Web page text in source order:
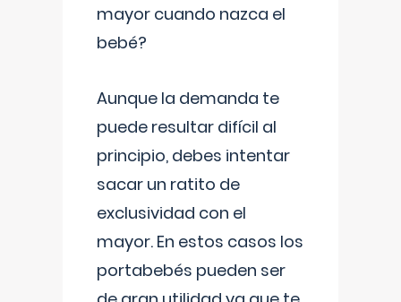
mayor cuando nazca el
bebé?
Aunque la demanda te
puede resultar difícil al
principio, debes intentar
sacar un ratito de
exclusividad con el
mayor. En estos casos los
portabebés pueden ser